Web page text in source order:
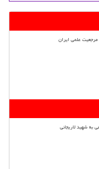
مرجعیت علمی ایران
به شهید لاریجانی